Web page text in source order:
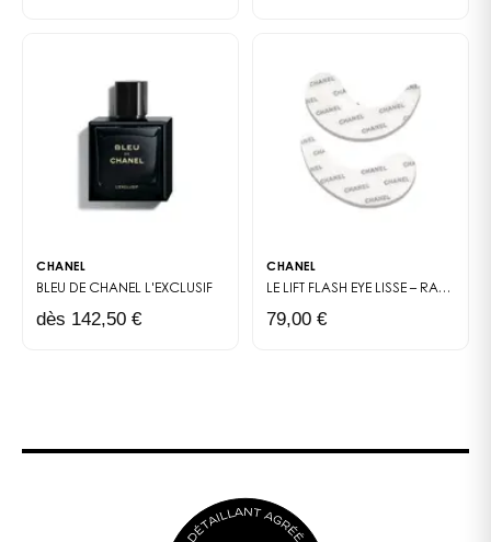
CHANEL
BLEU DE CHANEL L'EXCLUSIF
dès 142,50 €
CHANEL
LE LIFT FLASH EYE LISSE – RAFFERMIT – EFFET TENSEUR
79,00 €